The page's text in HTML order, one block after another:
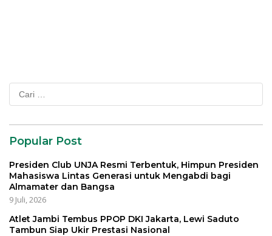
Cari
untuk:
Popular Post
Presiden Club UNJA Resmi Terbentuk, Himpun Presiden
Mahasiswa Lintas Generasi untuk Mengabdi bagi
Almamater dan Bangsa
9 Juli, 2026
Atlet Jambi Tembus PPOP DKI Jakarta, Lewi Saduto
Tambun Siap Ukir Prestasi Nasional